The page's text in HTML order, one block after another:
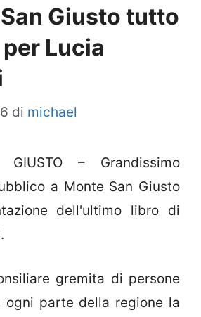
Giusto tutto
Lucia
di michael
GIUSTO – Grandissimo
a Monte San Giusto
dell'ultimo libro di
gremita di persone
ogni parte della regione la